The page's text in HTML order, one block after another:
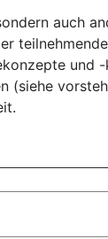
auch
und
(siehe